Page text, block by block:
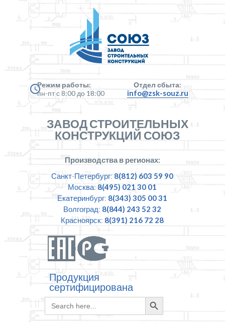
Режим работы:
пн-пт с 8:00 до 18:00
Отдел сбыта:
info@zsk-souz.ru
ЗАВОД СТРОИТЕЛЬНЫХ
КОНСТРУКЦИЙ СОЮЗ
Производства в регионах:
Санкт-Петербург: 8(812) 603 59 90
Москва: 8(495) 021 30 01
Екатеринбург: 8(343) 305 00 31
Волгоград: 8(844) 243 52 32
Красноярск: 8(391) 216 72 28
Продукция
сертифицирована
Search
for:
Search
Button